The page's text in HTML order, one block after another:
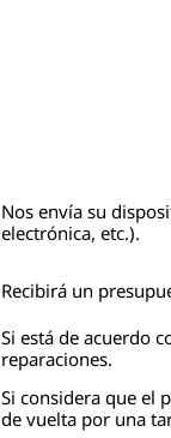
Nos envía su
electrónica, etc.).
Recibirá un
Si está de acuerdo
reparaciones.
Si considera que el
de vuelta por una